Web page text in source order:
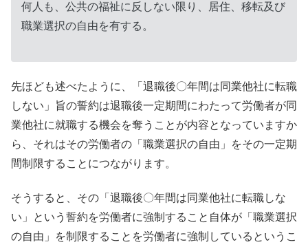
何人も、公共の福祉に反しない限り、居住、移転及び
職業選択の自由を有する。
先ほども述べたように、「退職後〇年間は同業他社に転職
しない」旨の誓約は退職後一定期間にわたって労働者が同
業他社に就職する機会を奪うことが内容となっていますか
ら、それはその労働者の「職業選択の自由」をその一定期
間制限することにつながります。
そうすると、その「退職後〇年間は同業他社に転職しな
い」という誓約を労働者に強制すること自体が「職業選択
の自由」を制限することを労働者に強制しているというこ